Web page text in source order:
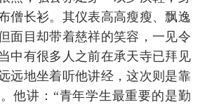
僧长衫。其仪表高高瘦瘦、飘逸
面目却带着慈祥的笑容，一见令
中有很多人之前在承天寺已拜见
远地坐着听他讲经，这次则是靠
他讲：“青年学生最重要的是勤